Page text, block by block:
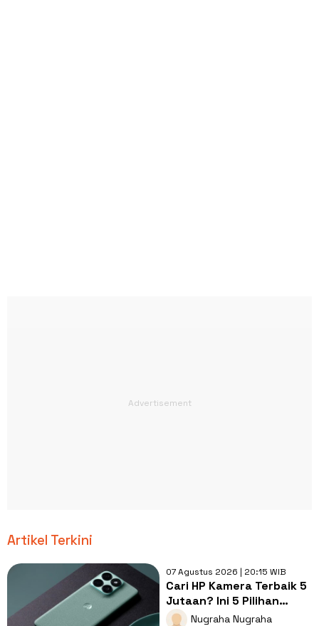
Artikel Terkini
07 Agustus 2026 | 20:15 WIB
Cari HP Kamera Terbaik 5
Jutaan? Ini 5 Pilihan
dengan Foto Paling Tajam
Nugraha Nugraha